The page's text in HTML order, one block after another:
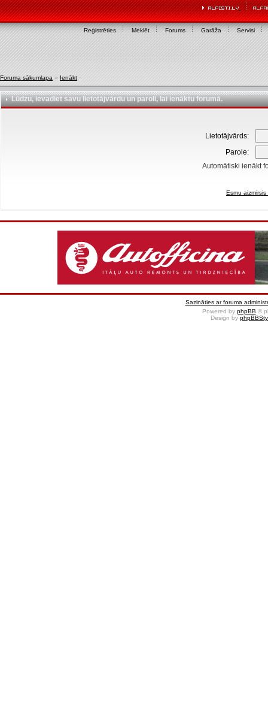
Reģistrēties Meklēt Forums Garāža Servisi
Foruma sākumlapa » Ienākt
Lūdzu, ievadiet savu lietotājvārdu un paroli, lai ienāktu forumā.
Lietotājvārds:
Parole:
Automātiski ienākt
Esmu
Sazināties ar foruma
Powered by phpBB ©
Design by